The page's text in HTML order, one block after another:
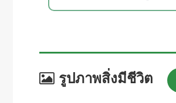
รูปภาพสิ่งมีชีวิต